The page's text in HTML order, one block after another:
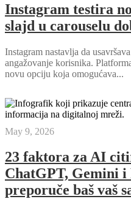
Instagram testira
slajd u carouselu
Instagram nastavlja da
angažovanje korisnika.
novu opciju koja omogućava...
May 9, 2026
23 faktora za AI
ChatGPT, Gemini
preporuče baš vaš